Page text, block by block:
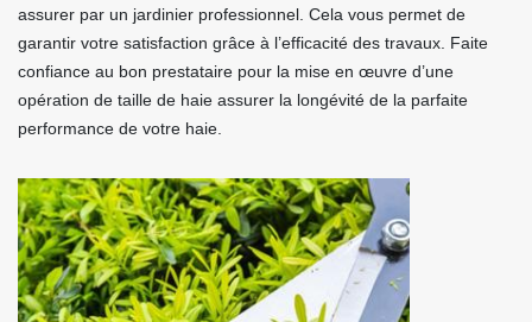
assurer par un jardinier professionnel. Cela vous permet de
garantir votre satisfaction grâce à l’efficacité des travaux. Faite
confiance au bon prestataire pour la mise en œuvre d’une
opération de taille de haie assurer la longévité de la parfaite
performance de votre haie.